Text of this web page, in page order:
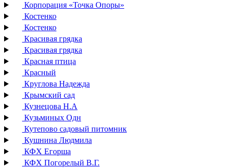
Корпорация «Точка Опоры»
Костенко
Костенко
Красивая грядка
Красивая грядка
Красная птица
Красный
Круглова Надежда
Крымский сад
Кузнецова Н.А
Кузьминых Одн
Кутепово садовый питомник
Кушнина Людмила
КФХ Егорша
КФХ Погорелый В.Г.